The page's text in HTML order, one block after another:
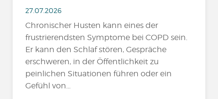
27.07.2026
Chronischer Husten kann eines der
frustrierendsten Symptome bei COPD sein.
Er kann den Schlaf stören, Gespräche
erschweren, in der Öffentlichkeit zu
peinlichen Situationen führen oder ein
Gefühl von...